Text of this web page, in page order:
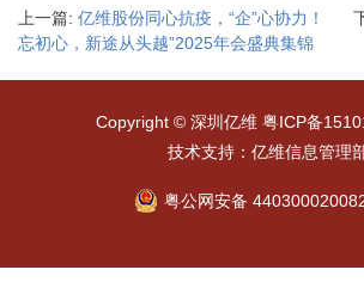
上一篇: 亿维股份同心抗疫，“企”心协力！
忘初心，新途从头越”2025年会盛典集锦
Copyright © 深圳亿维 粤ICP备
技术支持：亿维信息管理
粤公网安备